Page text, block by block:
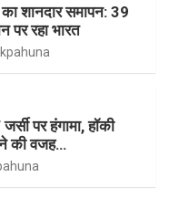
शानदार समापन: 39
पर रहा भारत
पर हंगामा, हॉकी
की वजह…